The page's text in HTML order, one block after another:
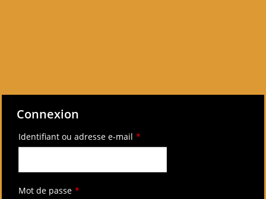
Connexion
Identifiant ou adresse e-mail *
Mot de passe *